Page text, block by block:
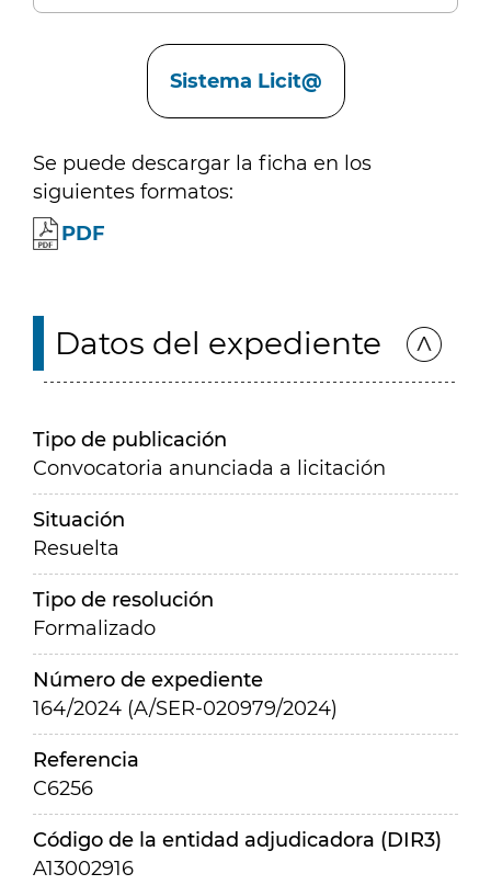
Sistema Licit@
Se puede descargar la ficha en los
siguientes formatos:
PDF
Datos del expediente
Tipo de publicación
Convocatoria anunciada a licitación
Situación
Resuelta
Tipo de resolución
Formalizado
Número de expediente
164/2024 (A/SER-020979/2024)
Referencia
C6256
Código de la entidad adjudicadora (DIR3)
A13002916